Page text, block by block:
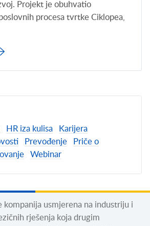
Projekt je obuhvatio
procesa tvrtke Ciklopea,
HR iza kulisa
Karijera
Prevođenje
Priče o
Webinar
kompanija usmjerena na industriju i
rješenja koja drugim